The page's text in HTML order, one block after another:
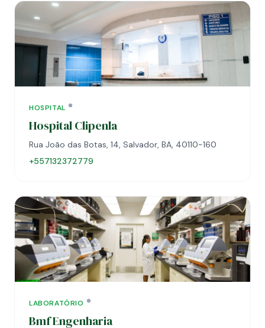
HOSPITAL
Hospital Clipenla
Rua João das Botas, 14, Salvador, BA, 40110-160
+557132372779
LABORATÓRIO
Bmf Engenharia